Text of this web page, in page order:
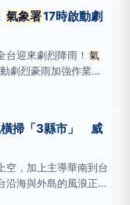
北市、新竹市、新竹
氣象署17時啟動劇
台迎來劇烈降雨！ 氣
劇烈豪雨加強作業，
提醒民眾嚴防致災性雨
重影響，全台灣迎來明
，嘉義以南地區白天
橫掃「3縣市」 威
空，加上主導華南到台
沿海與外島的風浪正持